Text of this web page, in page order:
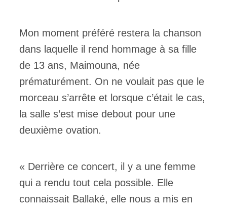
Mon moment préféré restera la chanson
dans laquelle il rend hommage à sa fille
de 13 ans, Maimouna, née
prématurément. On ne voulait pas que le
morceau s’arrête et lorsque c’était le cas,
la salle s’est mise debout pour une
deuxième ovation.
« Derrière ce concert, il y a une femme
qui a rendu tout cela possible. Elle
connaissait Ballaké, elle nous a mis en